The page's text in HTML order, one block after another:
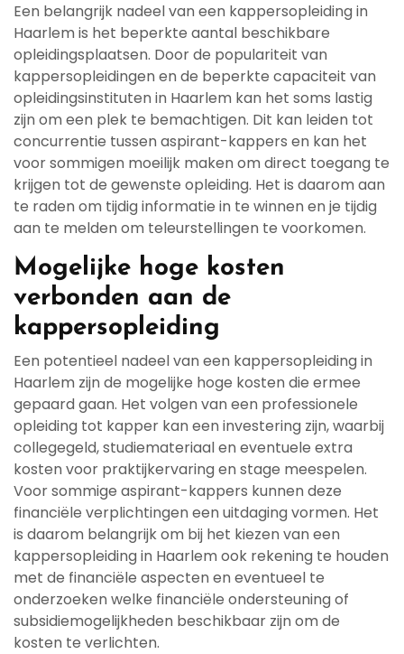
Een belangrijk nadeel van een kappersopleiding in
Haarlem is het beperkte aantal beschikbare
opleidingsplaatsen. Door de populariteit van
kappersopleidingen en de beperkte capaciteit van
opleidingsinstituten in Haarlem kan het soms lastig
zijn om een plek te bemachtigen. Dit kan leiden tot
concurrentie tussen aspirant-kappers en kan het
voor sommigen moeilijk maken om direct toegang te
krijgen tot de gewenste opleiding. Het is daarom aan
te raden om tijdig informatie in te winnen en je tijdig
aan te melden om teleurstellingen te voorkomen.
Mogelijke hoge kosten
verbonden aan de
kappersopleiding
Een potentieel nadeel van een kappersopleiding in
Haarlem zijn de mogelijke hoge kosten die ermee
gepaard gaan. Het volgen van een professionele
opleiding tot kapper kan een investering zijn, waarbij
collegegeld, studiemateriaal en eventuele extra
kosten voor praktijkervaring en stage meespelen.
Voor sommige aspirant-kappers kunnen deze
financiële verplichtingen een uitdaging vormen. Het
is daarom belangrijk om bij het kiezen van een
kappersopleiding in Haarlem ook rekening te houden
met de financiële aspecten en eventueel te
onderzoeken welke financiële ondersteuning of
subsidiemogelijkheden beschikbaar zijn om de
kosten te verlichten.